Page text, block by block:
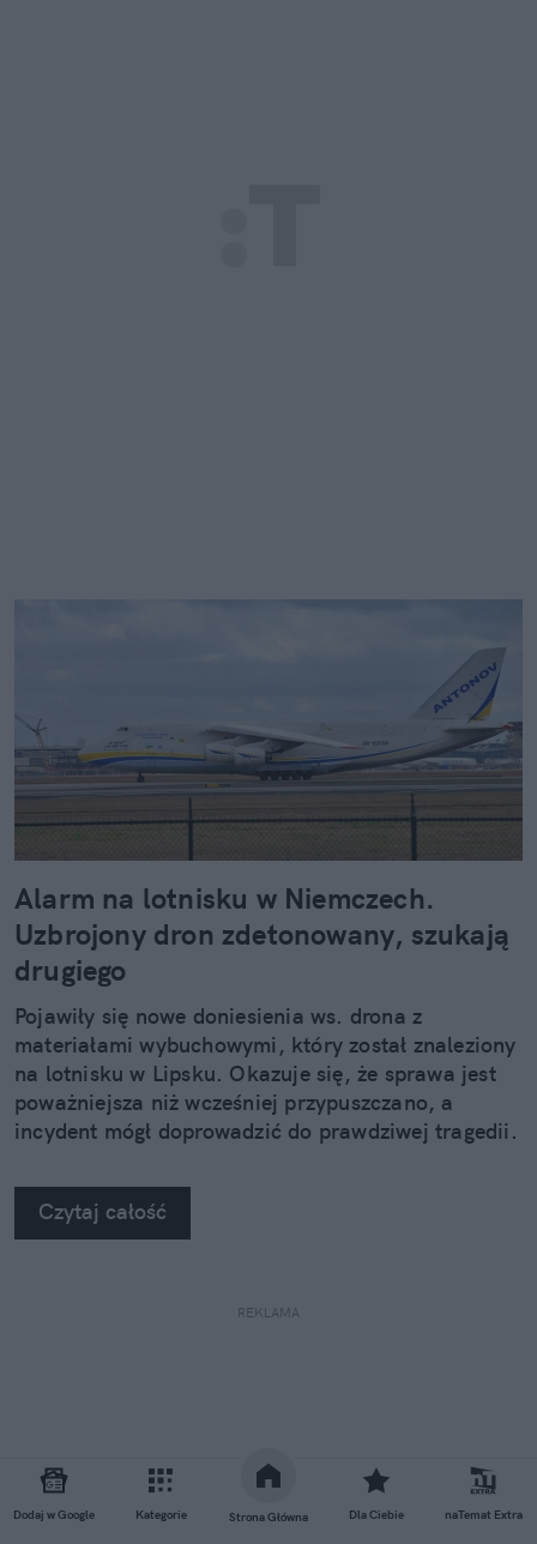
Dodaj w Google Kategorie Strona Główna Dla Ciebie naTemat Extra
Alarm na lotnisku w Niemczech.
Uzbrojony dron zdetonowany, szukają
drugiego
Pojawiły się nowe doniesienia ws. drona z
materiałami wybuchowymi, który został znaleziony
na lotnisku w Lipsku. Okazuje się, że sprawa jest
poważniejsza niż wcześniej przypuszczano, a
incydent mógł doprowadzić do prawdziwej tragedii.
Czytaj całość
REKLAMA